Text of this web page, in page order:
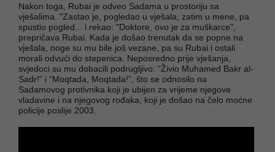
Nakon toga, Rubai je odveo Sadama u prostoriju sa
vješalima. "Zastao je, pogledao u vješala, zatim u mene, pa
spustio pogled... i rekao: "Doktore, ovo je za muškarce",
prepričava Rubai. Kada je došao trenutak da se popne na
vješala, noge su mu bile još vezane, pa su Rubai i ostali
morali odvući do stepenica. Neposredno prije vješanja,
svjedoci su mu dobacili podrugljivo: “Živio Muhamed Bakr al-
Sadr!” i “Moqtada, Moqtada!”, što se odnosilo na
Sadamovog protivnika koji je ubijen za vrijeme njegove
vladavine i na njegovog rođaka, koji je došao na čelo moćne
policije poslije 2003.